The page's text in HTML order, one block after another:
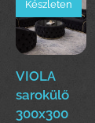
VIOLA
sarokülő
300x300
Készleten